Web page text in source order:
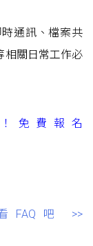
通訊、檔案共
相關日常工作必
免費報名
FAQ吧 >>